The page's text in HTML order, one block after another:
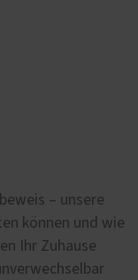
– unsere
können und wie
Ihr Zuhause